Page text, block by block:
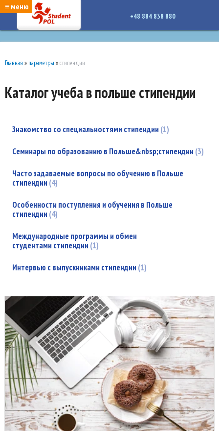
google-site-verification: google7a917c261df1566b.htmlgoogle-site-verification:
google7a917c261df1566b.html
≡ меню
+48 884 838 880
Главная » параметры »стипендии
Каталог учеба в польше стипендии
Знакомство со специальностями стипендии 1
Семинары по образованию в Польше&nbsp;стипендии 3
Часто задаваемые вопросы по обучению в Польше
стипендии 4
Особенности поступления и обучения в Польше
стипендии 4
Международные программы и обмен
студентами стипендии 1
Интервью с выпускниками стипендии 1